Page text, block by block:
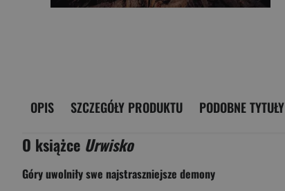
OPIS SZCZEGÓŁY PRODUKTU PODOBNE TYTUŁY
O książce Urwisko
Góry uwolniły swe najstraszniejsze demony